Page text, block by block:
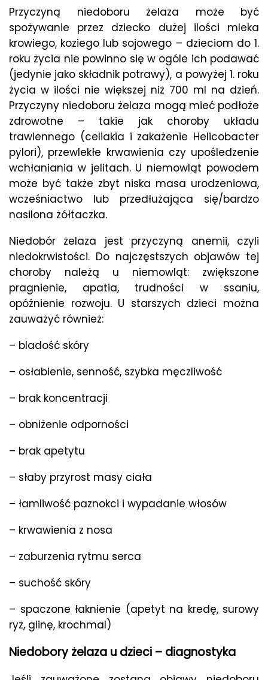
Przyczyną niedoboru żelaza może być
spożywanie przez dziecko dużej ilości mleka
krowiego, koziego lub sojowego – dzieciom do 1.
roku życia nie powinno się w ogóle ich podawać
(jedynie jako składnik potrawy), a powyżej 1. roku
życia w ilości nie większej niż 700 ml na dzień.
Przyczyny niedoboru żelaza mogą mieć podłoże
zdrowotne – takie jak choroby układu
trawiennego (celiakia i zakażenie Helicobacter
pylori), przewlekłe krwawienia czy upośledzenie
wchłaniania w jelitach. U niemowląt powodem
może być także zbyt niska masa urodzeniowa,
wcześniactwo lub przedłużająca się/bardzo
nasilona żółtaczka.
Niedobór żelaza jest przyczyną anemii, czyli
niedokrwistości. Do najczęstszych objawów tej
choroby należą u niemowląt: zwiększone
pragnienie, apatia, trudności w ssaniu,
opóźnienie rozwoju. U starszych dzieci można
zauważyć również:
– bladość skóry
– osłabienie, senność, szybka męczliwość
– brak koncentracji
– obniżenie odporności
– brak apetytu
– słaby przyrost masy ciała
– łamliwość paznokci i wypadanie włosów
– krwawienia z nosa
– zaburzenia rytmu serca
– suchość skóry
– spaczone łaknienie (apetyt na kredę, surowy
ryż, glinę, krochmal)
Niedobory żelaza u dzieci – diagnostyka